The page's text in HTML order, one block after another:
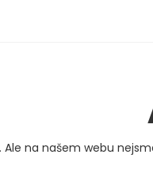
na našem webu